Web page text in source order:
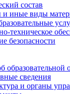
состав
иные виды
техническое
безопасности
образовательной
сведения
и органы